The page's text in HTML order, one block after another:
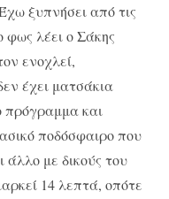
ξυπνήσει από τις
φως λέει ο Σάκης
ενοχλεί,
έχει ματσάκια
πρόγραμμα και
ποδόσφαιρο που
άλλο με δικούς του
14 λεπτά, οπότε